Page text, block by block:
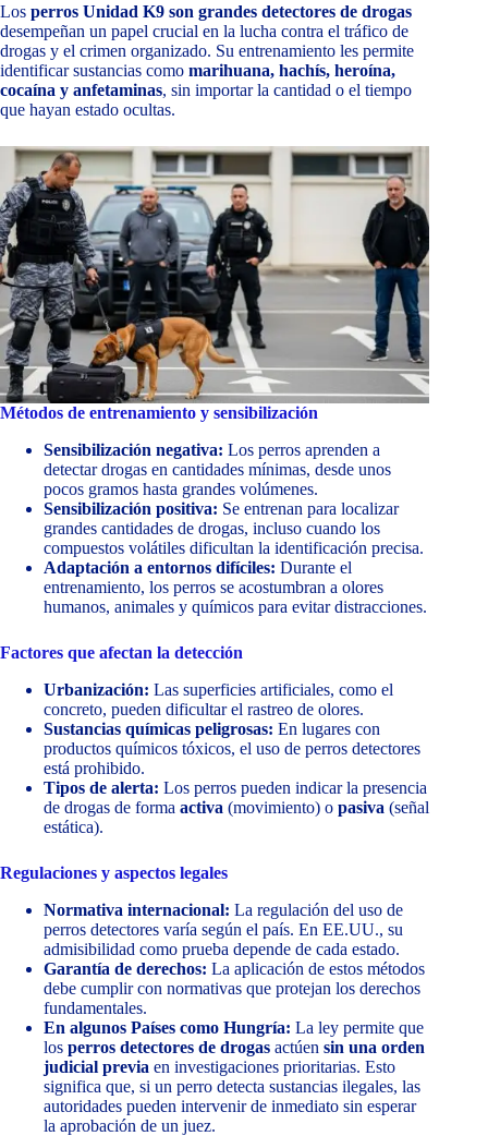
Los perros Unidad K9 son grandes detectores de drogas
desempeñan un papel crucial en la lucha contra el tráfico de
drogas y el crimen organizado. Su entrenamiento les permite
identificar sustancias como marihuana, hachís, heroína,
cocaína y anfetaminas, sin importar la cantidad o el tiempo
que hayan estado ocultas.
Métodos de entrenamiento y sensibilización
Sensibilización negativa: Los perros aprenden a
detectar drogas en cantidades mínimas, desde unos
pocos gramos hasta grandes volúmenes.
Sensibilización positiva: Se entrenan para localizar
grandes cantidades de drogas, incluso cuando los
compuestos volátiles dificultan la identificación precisa.
Adaptación a entornos difíciles: Durante el
entrenamiento, los perros se acostumbran a olores
humanos, animales y químicos para evitar distracciones.
Factores que afectan la detección
Urbanización: Las superficies artificiales, como el
concreto, pueden dificultar el rastreo de olores.
Sustancias químicas peligrosas: En lugares con
productos químicos tóxicos, el uso de perros detectores
está prohibido.
Tipos de alerta: Los perros pueden indicar la presencia
de drogas de forma activa (movimiento) o pasiva (señal
estática).
Regulaciones y aspectos legales
Normativa internacional: La regulación del uso de
perros detectores varía según el país. En EE.UU., su
admisibilidad como prueba depende de cada estado.
Garantía de derechos: La aplicación de estos métodos
debe cumplir con normativas que protejan los derechos
fundamentales.
En algunos Países como Hungría: La ley permite que
los perros detectores de drogas actúen sin una orden
judicial previa en investigaciones prioritarias. Esto
significa que, si un perro detecta sustancias ilegales, las
autoridades pueden intervenir de inmediato sin esperar
la aprobación de un juez.